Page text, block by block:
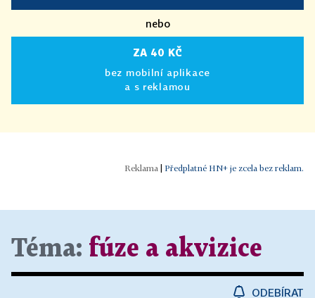
nebo
ZA 40 KČ
bez mobilní aplikace
a s reklamou
Předplatné HN+ je zcela bez reklam.
Téma: fúze a akvizice
ODEBÍRAT